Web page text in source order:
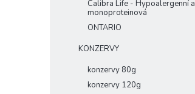
Calibra Life - Hypoalergenní a
monoproteinová
ONTARIO
KONZERVY
konzervy 80g
konzervy 120g